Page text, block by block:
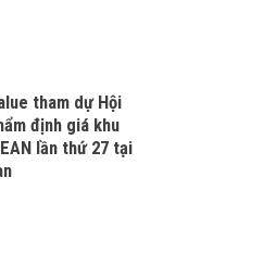
tham dự Hội
định giá khu
lần thứ 27 tại